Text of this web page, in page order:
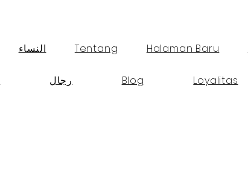
النساء Tentang Halaman Baru
رجال Blog Loyalitas